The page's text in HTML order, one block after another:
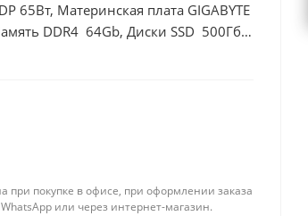
65Вт, Материнская плата GIGABYTE
DDR4 64Gb, Диски SSD 500Гб,
при покупке в офисе, при оформлении заказа
или через интернет-магазин.